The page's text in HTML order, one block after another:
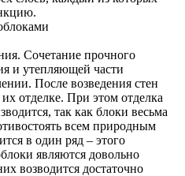
Сочетание прочного
и утепляющей части
После возведения стен
отделке. При этом отделка
так как блоки весьма
всем природным
в один ряд – этого
являются довольно
возводится достаточно